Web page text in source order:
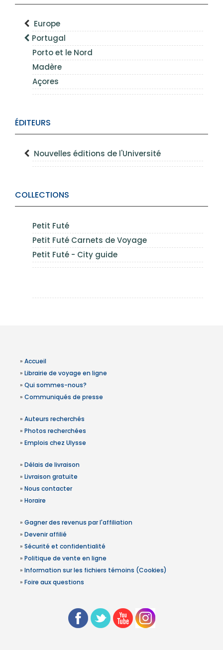
Europe
Portugal
Porto et le Nord
Madère
Açores
ÉDITEURS
Nouvelles éditions de l'Université
COLLECTIONS
Petit Futé
Petit Futé Carnets de Voyage
Petit Futé - City guide
» Accueil
» Librairie de voyage en ligne
» Qui sommes-nous?
» Communiqués de presse
» Auteurs recherchés
» Photos recherchées
» Emplois chez Ulysse
» Délais de livraison
» Livraison gratuite
» Nous contacter
» Horaire
» Gagner des revenus par l'affiliation
» Devenir affilié
» Sécurité et confidentialité
» Politique de vente en ligne
» Information sur les fichiers témoins (Cookies)
» Foire aux questions